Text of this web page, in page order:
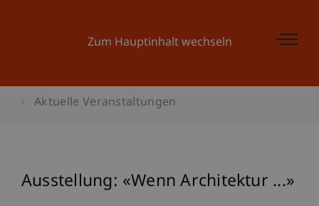
Zum Hauptinhalt wechseln
Aktuelle Veranstaltungen
Ausstellung: «Wenn Architektur ...»